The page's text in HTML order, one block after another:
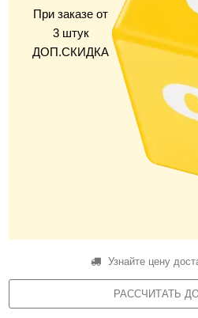
При заказе от
3 штук
ДОП.СКИДКА
Узнайте цену
РАССЧИТАТЬ